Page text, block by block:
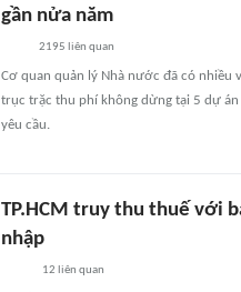
gần nửa năm
2195 liên quan
Cơ quan quản lý Nhà nước đã có nhiều
trục trặc thu phí không dừng tại 5 dự án
yêu cầu.
TP.HCM truy thu thuế với
nhập
12 liên quan